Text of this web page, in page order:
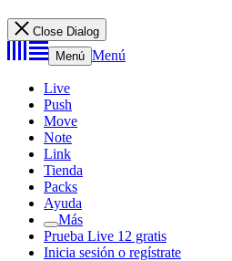
Close Dialog
Menú Menú
Live
Push
Move
Note
Link
Tienda
Packs
Ayuda
Más
Prueba Live 12 gratis
Inicia sesión o regístrate